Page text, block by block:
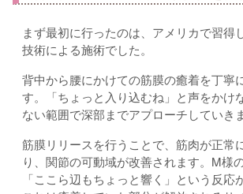
まず最初に行ったのは、アメリカで習得
技術による施術でした。
背中から腰にかけての筋膜の癒着を丁寧
す。「ちょっと入り込むね」と声をかけ
ない範囲で深部までアプローチしていき
筋膜リリースを行うことで、筋肉が正常
り、関節の可動域が改善されます。M様
「ここら辺もちょっと響く」という反応